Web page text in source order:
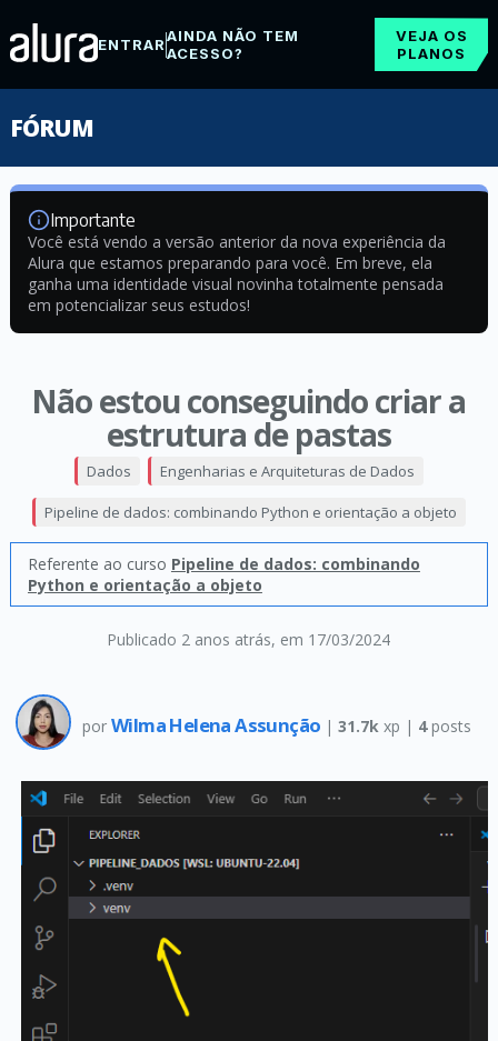
ENTRARAINDA NÃO TEM
ACESSO?
VEJA OS
PLANOS
FÓRUM
Importante
Você está vendo a versão anterior da nova experiência da
Alura que estamos preparando para você. Em breve, ela
ganha uma identidade visual novinha totalmente pensada
em potencializar seus estudos!
Não estou conseguindo criar a
estrutura de pastas
Publicado 2 anos atrás, em 17/03/2024
Dados Engenharias e Arquiteturas de Dados
Pipeline de dados: combinando Python e orientação a objeto
Referente ao curso Pipeline de dados: combinando
Python e orientação a objeto
por Wilma Helena Assunção | 31.7k xp | 4posts